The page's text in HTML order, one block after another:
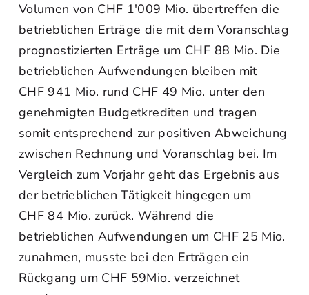
Volumen von CHF 1'009 Mio. übertreffen die
betrieblichen Erträge die mit dem Voranschlag
prognostizierten Erträge um CHF 88 Mio. Die
betrieblichen Aufwendungen bleiben mit
CHF 941 Mio. rund CHF 49 Mio. unter den
genehmigten Budgetkrediten und tragen
somit entsprechend zur positiven Abweichung
zwischen Rechnung und Voranschlag bei. Im
Vergleich zum Vorjahr geht das Ergebnis aus
der betrieblichen Tätigkeit hingegen um
CHF 84 Mio. zurück. Während die
betrieblichen Aufwendungen um CHF 25 Mio.
zunahmen, musste bei den Erträgen ein
Rückgang um CHF 59Mio. verzeichnet